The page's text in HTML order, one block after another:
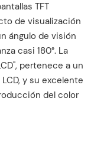
TFT
de visualización
ángulo de visión
casi 180°. La
pertenece a un
y su excelente
del color